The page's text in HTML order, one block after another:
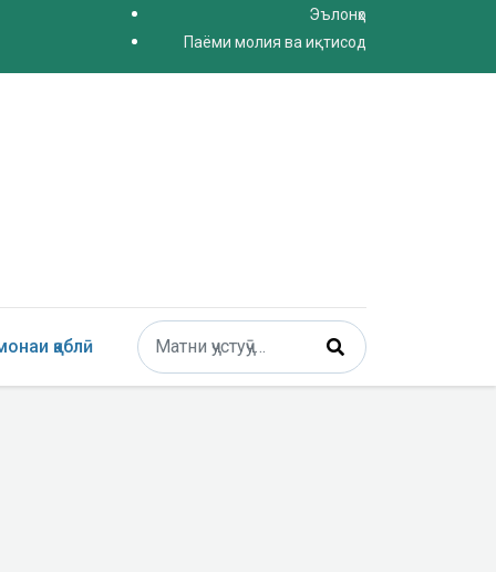
Эълонҳо
Паёми молия ва иқтисод
қаблӣ
Поиск
Type 2 or more characters for results.